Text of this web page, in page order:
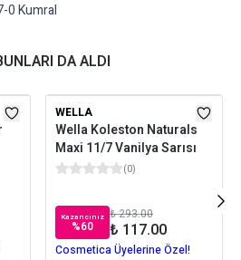
0 Kumral
DA ALDI
WELLA
Wella Koleston Naturals
Maxi 11/7 Vanilya Sarısı
(0)
Kazancınız
%60
₺ 293.00
₺ 117.00
Cosmetica Üyelerine Özel!